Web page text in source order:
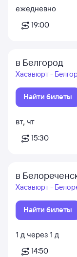
ежедневно
19:00
в Белгород
Хасавюрт -
Найти билеты
вт, чт
15:30
в
Хасавюрт -
Найти билеты
1 д через 1 д
14:50